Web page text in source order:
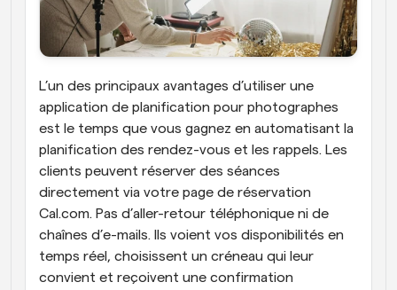
L’un des principaux avantages d’utiliser une
application de planification pour photographes
est le temps que vous gagnez en automatisant la
planification des rendez-vous et les rappels. Les
clients peuvent réserver des séances
directement via votre page de réservation
Cal.com. Pas d’aller-retour téléphonique ni de
chaînes d’e-mails. Ils voient vos disponibilités en
temps réel, choisissent un créneau qui leur
convient et reçoivent une confirmation